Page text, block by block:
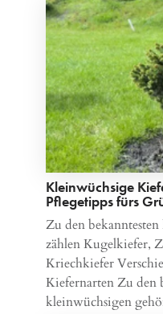
Kleinwüchsige
Pflegetipps fürs
Zu den
zählen Kugelkiefer,
Kriechkiefer
Kiefernarten Zu den
kleinwüchsigen